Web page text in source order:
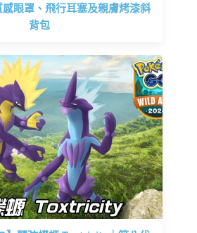
眼罩、飛行耳塞及親膚烤漆斜
背包